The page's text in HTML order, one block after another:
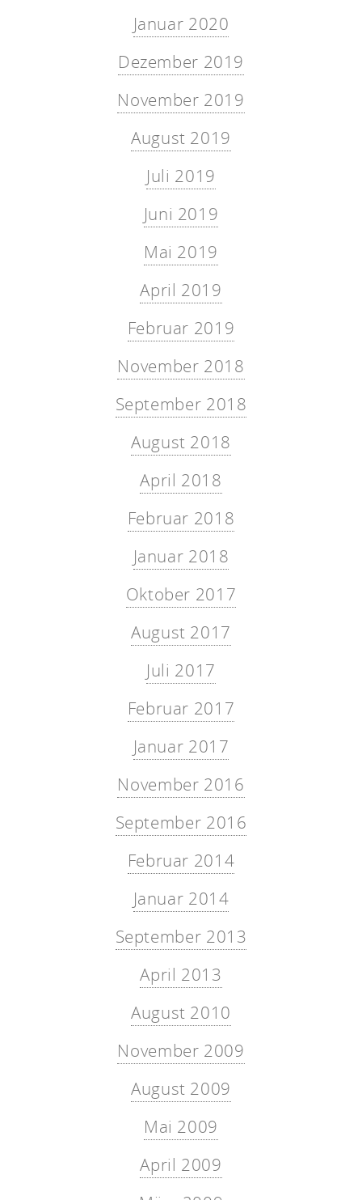
Januar 2020
Dezember 2019
November 2019
August 2019
Juli 2019
Juni 2019
Mai 2019
April 2019
Februar 2019
November 2018
September 2018
August 2018
April 2018
Februar 2018
Januar 2018
Oktober 2017
August 2017
Juli 2017
Februar 2017
Januar 2017
November 2016
September 2016
Februar 2014
Januar 2014
September 2013
April 2013
August 2010
November 2009
August 2009
Mai 2009
April 2009